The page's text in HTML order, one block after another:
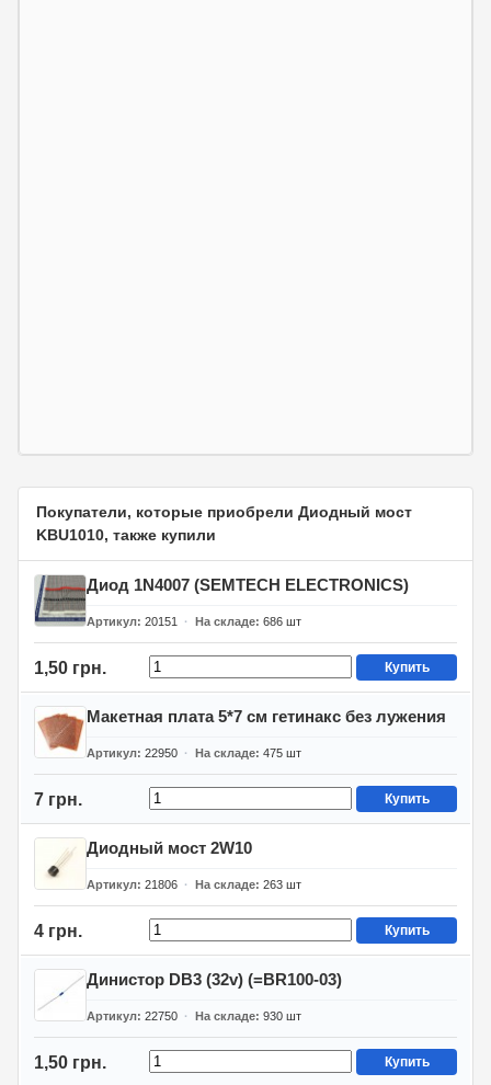
Покупатели, которые приобрели Диодный мост
KBU1010, также купили
Диод 1N4007 (SEMTECH ELECTRONICS)
Артикул 20151 На складе 686 шт
1,50 грн. Купить
Макетная плата 5*7 см гетинакс без лужения
Артикул 22950 На складе 475 шт
7 грн. Купить
Диодный мост 2W10
Артикул 21806 На складе 263 шт
4 грн. Купить
Динистор DB3 (32v) (=BR100-03)
Артикул 22750 На складе 930 шт
1,50 грн. Купить